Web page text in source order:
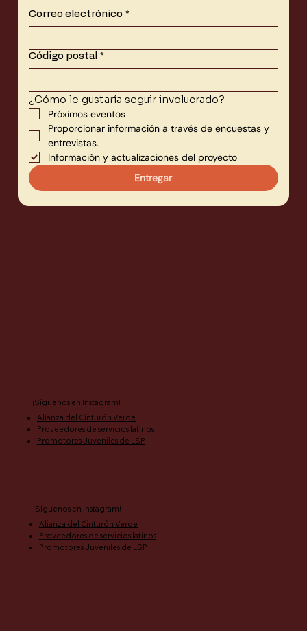
¡Síguenos en Instagram!
Alianza del Cinturón Verde
Proveedores de servicios latinos
Promotores Juveniles de LSP
¡Síguenos en Instagram!
Alianza del Cinturón Verde
Proveedores de servicios latinos
Promotores Juveniles de LSP
Correo electrónico *
Código postal *
¿Cómo le gustaría seguir involucrado?
Próximos eventos
Proporcionar información a través de encuestas y
entrevistas.
Información y actualizaciones del proyecto
Entregar